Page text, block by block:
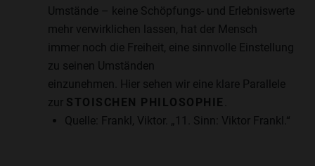
Umstände – keine Schöpfungs- und Erlebniswerte
mehr verwirklichen lassen, hat der Mensch
immer noch die Freiheit, eine sinnvolle Einstellung
zu seinen Umständen
einzunehmen. Hier sehen wir eine klare Parallele
zur STOISCHEN PHILOSOPHIE
Quelle: Frankl, Viktor. „11. Sinn: Viktor Frankl.“